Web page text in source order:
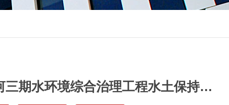
期水环境综合治理工程水土保持设